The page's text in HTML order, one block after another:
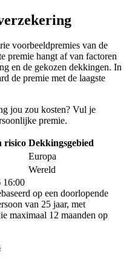
voorbeeldpremies van de
premie hangt af van factoren
en de gekozen dekkingen. In
de premie met de laagste
jou zou kosten? Vul je
premie.
risico Dekkingsgebied
Europa
Wereld
16:00
op een doorlopende
van 25 jaar, met
maximaal 12 maanden op